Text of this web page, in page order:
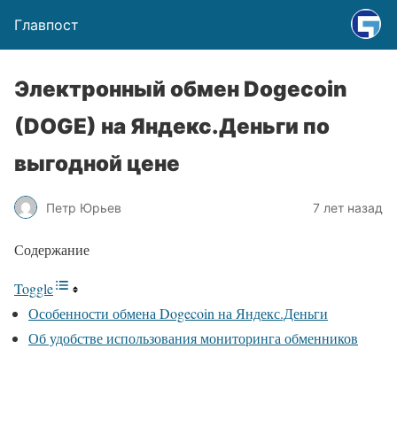
Главпост
Электронный обмен Dogecoin
(DOGE) на Яндекс.Деньги по
выгодной цене
Петр Юрьев 7 лет назад
Содержание
Toggle
Особенности обмена Dogecoin на Яндекс.Деньги
Об удобстве использования мониторинга обменников